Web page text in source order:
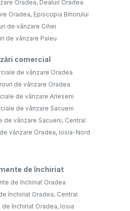
Oradea, Dealuri Oradea
Oradea, Episcopia Bihorului
de vânzare Cihei
de vânzare Paleu
comercial
de vânzare Oradea
de vânzare Oradea
de vânzare Arieseni
de vânzare Sacueni
de vânzare Sacueni, Central
vânzare Oradea, Iosia-Nord
de închiriat
de închiriat Oradea
închiriat Oradea, Central
închiriat Oradea, Iosia